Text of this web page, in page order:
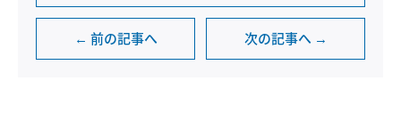
← 前の記事へ 次の記事へ →